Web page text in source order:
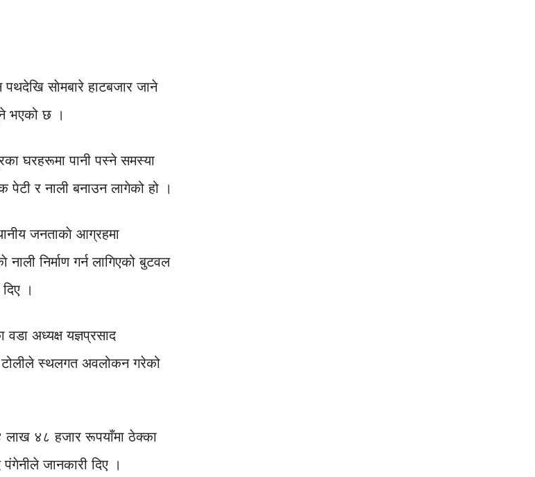
साेमबारे हाटबजार जाने
भएको छ ।
घरहरूमा पानी पस्ने समस्या
र नाली बनाउन लागेको हो ।
जनताकाे आग्रहमा
निर्माण गर्न लागिएको बुटवल
।
अध्यक्ष यज्ञप्रसाद
टोलीले स्थलगत अवलोकन गरेको
४८ हजार रूपयाँमा ठेक्का
जानकारी दिए ।